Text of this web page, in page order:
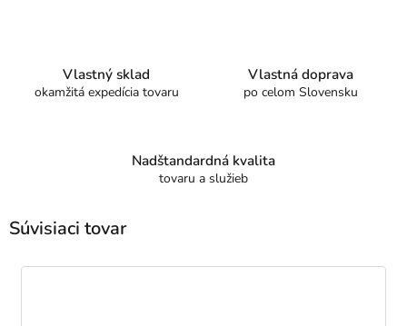
Vlastný sklad
okamžitá expedícia tovaru
Vlastná doprava
po celom Slovensku
Nadštandardná kvalita
tovaru a služieb
Súvisiaci tovar